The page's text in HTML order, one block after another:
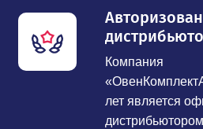
Компания
лет является